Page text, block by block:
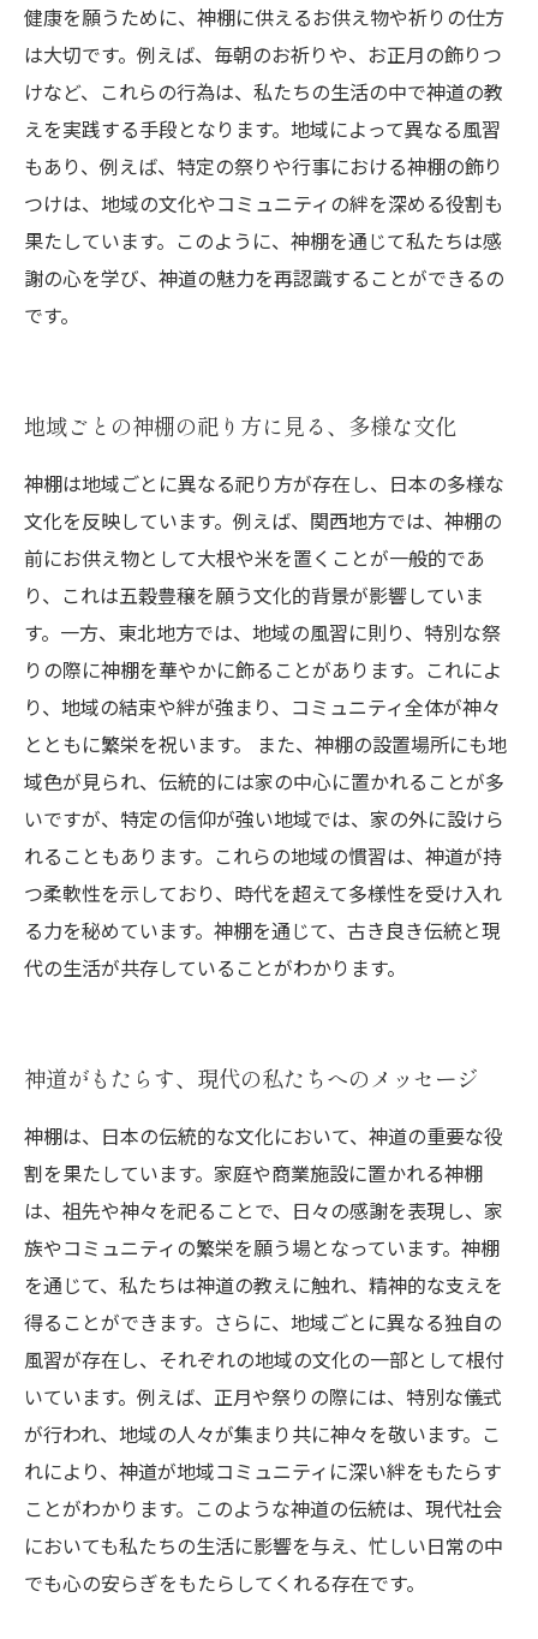
健康を願うために、神棚に供えるお供え物や祈りの仕方
は大切です。例えば、毎朝のお祈りや、お正月の飾りつ
けなど、これらの行為は、私たちの生活の中で神道の教
えを実践する手段となります。地域によって異なる風習
もあり、例えば、特定の祭りや行事における神棚の飾り
つけは、地域の文化やコミュニティの絆を深める役割も
果たしています。このように、神棚を通じて私たちは感
謝の心を学び、神道の魅力を再認識することができるの
です。
地域ごとの神棚の祀り方に見る、多様な文化
神棚は地域ごとに異なる祀り方が存在し、日本の多様な
文化を反映しています。例えば、関西地方では、神棚の
前にお供え物として大根や米を置くことが一般的であ
り、これは五穀豊穣を願う文化的背景が影響していま
す。一方、東北地方では、地域の風習に則り、特別な祭
りの際に神棚を華やかに飾ることがあります。これによ
り、地域の結束や絆が強まり、コミュニティ全体が神々
とともに繁栄を祝います。 また、神棚の設置場所にも地
域色が見られ、伝統的には家の中心に置かれることが多
いですが、特定の信仰が強い地域では、家の外に設けら
れることもあります。これらの地域の慣習は、神道が持
つ柔軟性を示しており、時代を超えて多様性を受け入れ
る力を秘めています。神棚を通じて、古き良き伝統と現
代の生活が共存していることがわかります。
神道がもたらす、現代の私たちへのメッセージ
神棚は、日本の伝統的な文化において、神道の重要な役
割を果たしています。家庭や商業施設に置かれる神棚
は、祖先や神々を祀ることで、日々の感謝を表現し、家
族やコミュニティの繁栄を願う場となっています。神棚
を通じて、私たちは神道の教えに触れ、精神的な支えを
得ることができます。さらに、地域ごとに異なる独自の
風習が存在し、それぞれの地域の文化の一部として根付
いています。例えば、正月や祭りの際には、特別な儀式
が行われ、地域の人々が集まり共に神々を敬います。こ
れにより、神道が地域コミュニティに深い絆をもたらす
ことがわかります。このような神道の伝統は、現代社会
においても私たちの生活に影響を与え、忙しい日常の中
でも心の安らぎをもたらしてくれる存在です。